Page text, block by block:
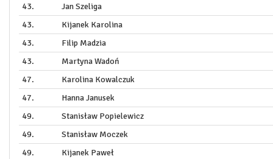
43.
Jan Szeliga
43.
Kijanek Karolina
43.
Filip Madzia
43.
Martyna Wadoń
47.
Karolina Kowalczuk
47.
Hanna Janusek
49.
Stanisław Popielewicz
49.
Stanisław Moczek
49.
Kijanek Paweł